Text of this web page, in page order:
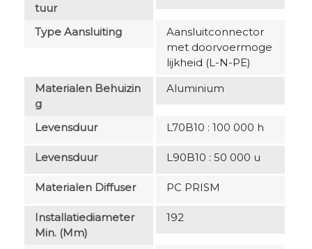
Tuur
Type Aansluiting
Aansluitconnector
met doorvoermoge
lijkheid (L-N-PE)
Materialen Behuizin
G
Aluminium
Levensduur L70B10 : 100 000 h
Levensduur L90B10 : 50 000 u
Materialen Diffuser PC PRISM
Installatiediameter
Min. (mm)
192